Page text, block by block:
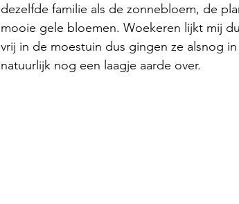
dezelfde familie als de zonnebloem, de
mooie gele bloemen. Woekeren lijkt mij
vrij in de moestuin dus gingen ze alsnog
natuurlijk nog een laagje aarde over.